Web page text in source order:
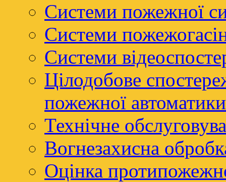
Системи пожежної
Системи
Системи
Цілодобове
пожежної автоматики
Технічне
Вогнезахисна
Оцінка